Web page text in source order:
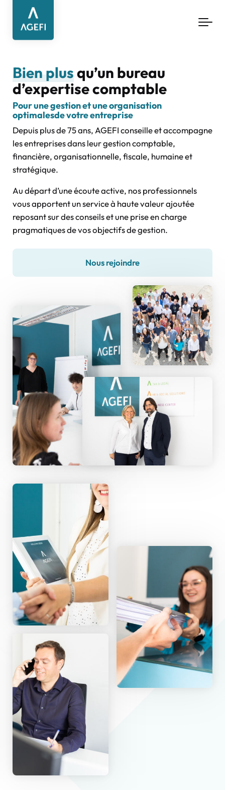
Aller au contenu principal
Bien plusqu’un bureau
d’expertise comptable
Pour une gestion et une organisation
optimalesde votre entreprise
Depuis plus de 75 ans, AGEFI conseille et accompagne
les entreprises dans leur gestion comptable,
financière, organisationnelle, fiscale, humaine et
stratégique.
Au départ d’une écoute active, nos professionnels
vous apportent un service à haute valeur ajoutée
reposant sur des conseils et une prise en charge
pragmatiques de vos objectifs de gestion.
Nous rejoindre